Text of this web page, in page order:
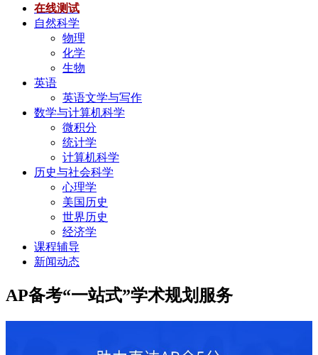
在线测试
自然科学
物理
化学
生物
英语
英语文学与写作
数学与计算机科学
微积分
统计学
计算机科学
历史与社会科学
心理学
美国历史
世界历史
经济学
课程辅导
新闻动态
AP备考“一站式”学术规划服务